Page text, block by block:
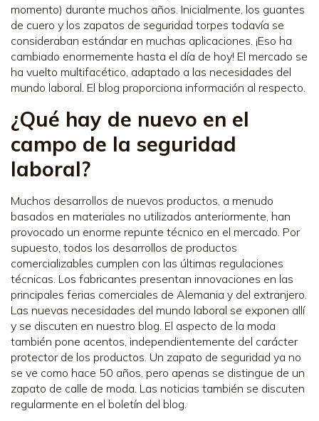
momento) durante muchos años. Inicialmente, los guantes
de cuero y los zapatos de seguridad torpes todavía se
consideraban estándar en muchas aplicaciones. ¡Eso ha
cambiado enormemente hasta el día de hoy! El mercado se
ha vuelto multifacético, adaptado a las necesidades del
mundo laboral. El blog proporciona información al respecto.
¿Qué hay de nuevo en el
campo de la seguridad
laboral?
Muchos desarrollos de nuevos productos, a menudo
basados en materiales no utilizados anteriormente, han
provocado un enorme repunte técnico en el mercado. Por
supuesto, todos los desarrollos de productos
comercializables cumplen con las últimas regulaciones
técnicas. Los fabricantes presentan innovaciones en las
principales ferias comerciales de Alemania y del extranjero.
Las nuevas necesidades del mundo laboral se exponen allí
y se discuten en nuestro blog. El aspecto de la moda
también pone acentos, independientemente del carácter
protector de los productos. Un zapato de seguridad ya no
se ve como hace 50 años, pero apenas se distingue de un
zapato de calle de moda. Las noticias también se discuten
regularmente en el boletín del blog.